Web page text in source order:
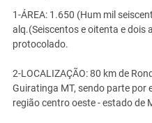
1-ÁREA: 1.650 (Hum mil
alq.(Seiscentos e oitenta e dois
protocolado.
2-LOCALIZAÇÃO: 80 km de
Guiratinga MT, sendo parte por
região centro oeste - estado de